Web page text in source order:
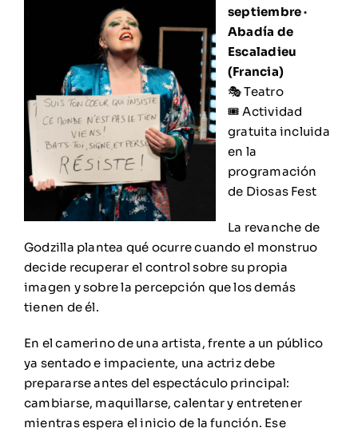
septiembre ·
Abadía de
Escaladieu
(Francia)
🎭 Teatro
🎟️ Actividad
gratuita incluida
en la
programación
de Diosas Fest
La revanche de
Godzilla plantea qué ocurre cuando el monstruo
decide recuperar el control sobre su propia
imagen y sobre la percepción que los demás
tienen de él.
En el camerino de una artista, frente a un público
ya sentado e impaciente, una actriz debe
prepararse antes del espectáculo principal:
cambiarse, maquillarse, calentar y entretener
mientras espera el inicio de la función. Ese